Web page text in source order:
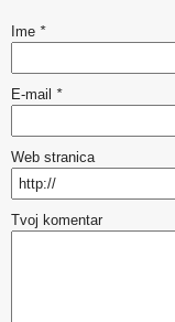
Ime *
E-mail *
Web stranica
Tvoj komentar